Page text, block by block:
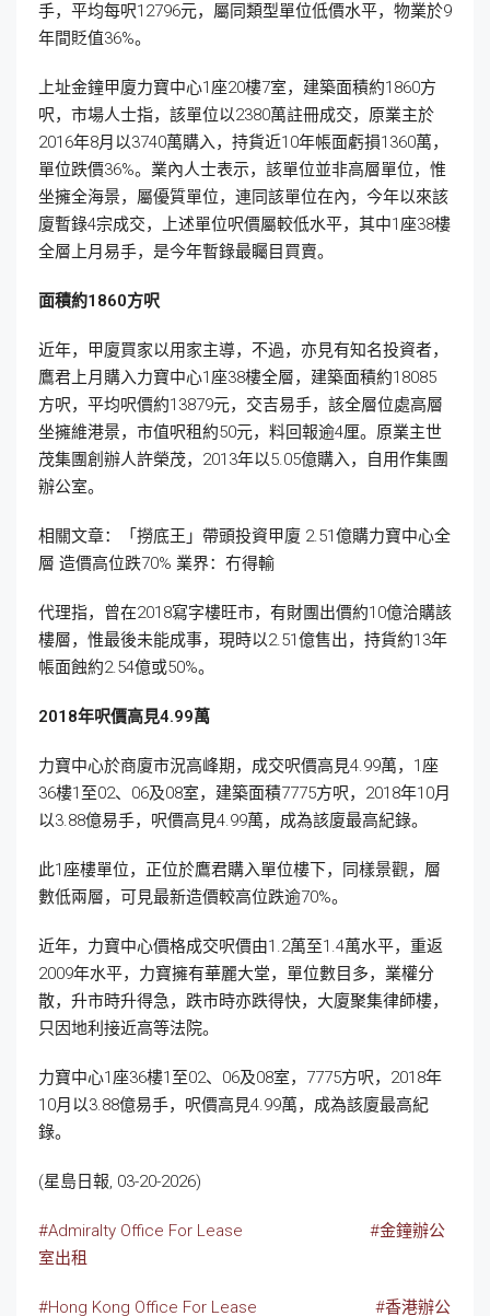
手，平均每呎12796元，屬同類型單位低價水平，物業於9
年間貶值36%。
上址金鐘甲廈力寶中心1座20樓7室，建築面積約1860方
呎，市場人士指，該單位以2380萬註冊成交，原業主於
2016年8月以3740萬購入，持貨近10年帳面虧損1360萬，
單位跌價36%。業內人士表示，該單位並非高層單位，惟
坐擁全海景，屬優質單位，連同該單位在內，今年以來該
廈暫錄4宗成交，上述單位呎價屬較低水平，其中1座38樓
全層上月易手，是今年暫錄最矚目買賣。
面積約1860方呎
近年，甲廈買家以用家主導，不過，亦見有知名投資者，
鷹君上月購入力寶中心1座38樓全層，建築面積約18085
方呎，平均呎價約13879元，交吉易手，該全層位處高層
坐擁維港景，市值呎租約50元，料回報逾4厘。原業主世
茂集團創辦人許榮茂，2013年以5.05億購入，自用作集團
辦公室。
相關文章：「撈底王」帶頭投資甲廈 2.51億購力寶中心全
層 造價高位跌70% 業界：冇得輸
代理指，曾在2018寫字樓旺市，有財團出價約10億洽購該
樓層，惟最後未能成事，現時以2.51億售出，持貨約13年
帳面蝕約2.54億或50%。
2018年呎價高見4.99萬
力寶中心於商廈市況高峰期，成交呎價高見4.99萬，1座
36樓1至02、06及08室，建築面積7775方呎，2018年10月
以3.88億易手，呎價高見4.99萬，成為該廈最高紀錄。
此1座樓單位，正位於鷹君購入單位樓下，同樣景觀，層
數低兩層，可見最新造價較高位跌逾70%。
近年，力寶中心價格成交呎價由1.2萬至1.4萬水平，重返
2009年水平，力寶擁有華麗大堂，單位數目多，業權分
散，升市時升得急，跌市時亦跌得快，大廈聚集律師樓，
只因地利接近高等法院。
力寶中心1座36樓1至02、06及08室，7775方呎，2018年
10月以3.88億易手，呎價高見4.99萬，成為該廈最高紀
錄。
(星島日報, 03-20-2026)
#Admiralty Office For Lease
#金鐘辦公
室出租
#Hong Kong Office For Lease #香港辦公